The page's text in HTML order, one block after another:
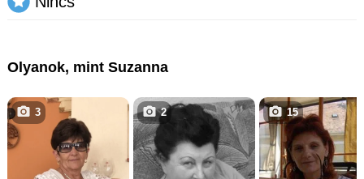
Olyanok, mint Suzanna
3 2 15